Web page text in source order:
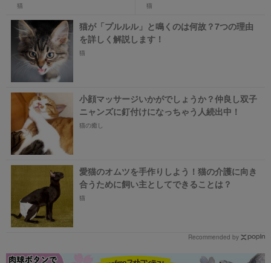
猫 猫
猫が「プルルル」と鳴くのは何故？7つの理由
を詳しく解説します！
猫
小顔マッサージいかがでしょうか？仲良し双子
ニャンズに釘付けになっちゃう人続出中！
猫の癒し
愛猫のオムツを手作りしよう！猫の介護に向き
合うために飼い主としてできることは？
猫
Recommended by